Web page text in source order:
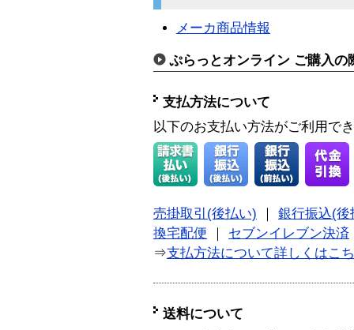
メーカ商品情報
ぷらっとオンライン ご購入の
支払方法について
以下のお支払い方法がご利用で
売掛取引(後払い)
銀行振込(後
換宅配便
セブンイレブン決済
⇒支払方法について詳しくはこ
送料について